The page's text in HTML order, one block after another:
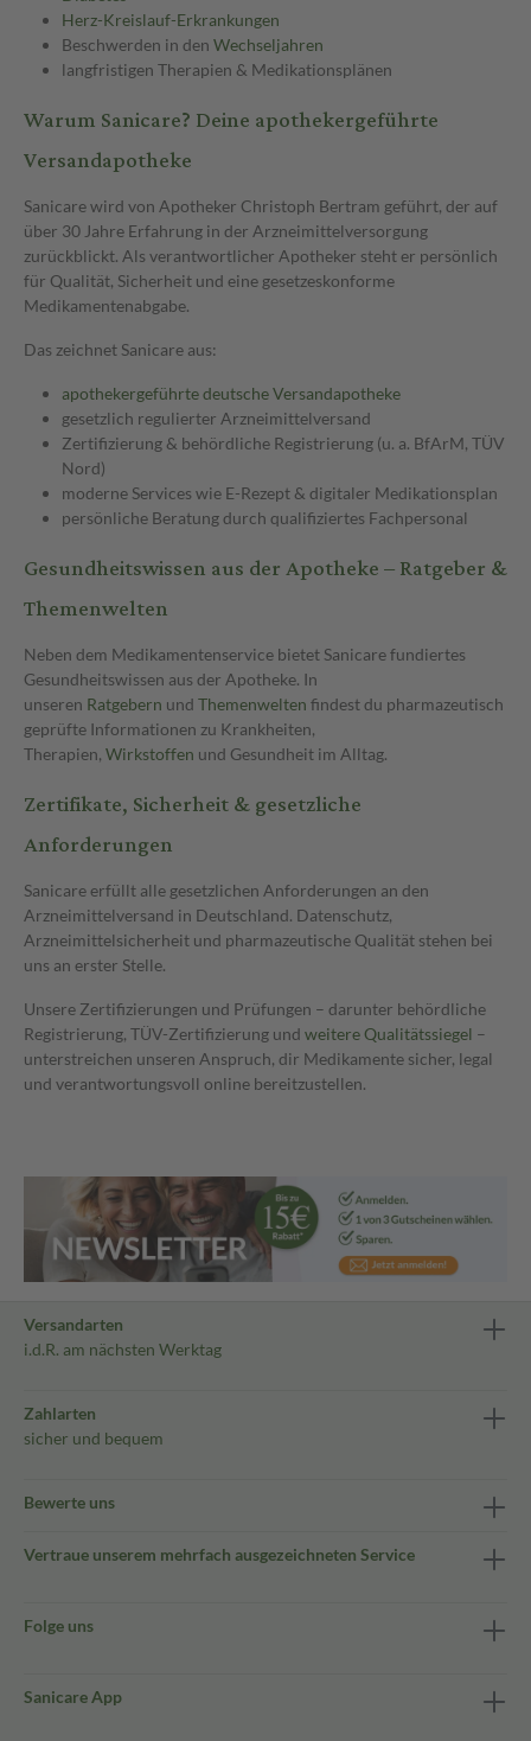
Herz-Kreislauf-Erkrankungen
Beschwerden in den Wechseljahren
langfristigen Therapien & Medikationsplänen
Warum Sanicare? Deine apothekergeführte
Versandapotheke
Sanicare wird von Apotheker Christoph Bertram geführt, der auf
über 30 Jahre Erfahrung in der Arzneimittelversorgung
zurückblickt. Als verantwortlicher Apotheker steht er persönlich
für Qualität, Sicherheit und eine gesetzeskonforme
Medikamentenabgabe.
Das zeichnet Sanicare aus:
apothekergeführte deutsche Versandapotheke
gesetzlich regulierter Arzneimittelversand
Zertifizierung & behördliche Registrierung (u. a. BfArM, TÜV
Nord)
moderne Services wie E-Rezept & digitaler Medikationsplan
persönliche Beratung durch qualifiziertes Fachpersonal
Gesundheitswissen aus der Apotheke – Ratgeber &
Themenwelten
Neben dem Medikamentenservice bietet Sanicare fundiertes
Gesundheitswissen aus der Apotheke. In
unseren Ratgebern und Themenwelten findest du pharmazeutisch
geprüfte Informationen zu Krankheiten,
Therapien, Wirkstoffen und Gesundheit im Alltag.
Zertifikate, Sicherheit & gesetzliche
Anforderungen
Sanicare erfüllt alle gesetzlichen Anforderungen an den
Arzneimittelversand in Deutschland. Datenschutz,
Arzneimittelsicherheit und pharmazeutische Qualität stehen bei
uns an erster Stelle.
Unsere Zertifizierungen und Prüfungen – darunter behördliche
Registrierung, TÜV-Zertifizierung und weitere Qualitätssiegel –
unterstreichen unseren Anspruch, dir Medikamente sicher, legal
und verantwortungsvoll online bereitzustellen.
Versandarten
i.d.R. am nächsten Werktag
Zahlarten
sicher und bequem
Bewerte uns
Vertraue unserem mehrfach ausgezeichneten Service
Folge uns
Sanicare App